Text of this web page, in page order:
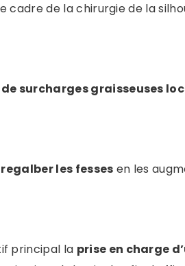
cadre de la chirurgie de la
surcharges graisseuses
regalber les fesses en les
principal la prise en charge
DR DULY